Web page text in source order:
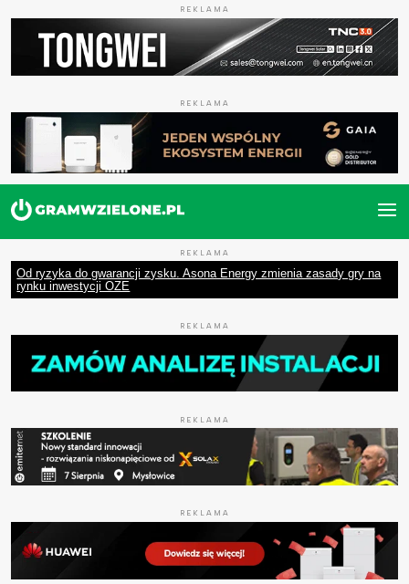
REKLAMA
REKLAMA
REKLAMA
Od ryzyka do gwarancji zysku. Asona Energy zmienia zasady gry na
rynku inwestycji OZE
REKLAMA
REKLAMA
REKLAMA